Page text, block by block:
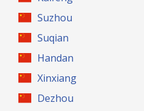
Suzhou
Suqian
Handan
Xinxiang
Dezhou